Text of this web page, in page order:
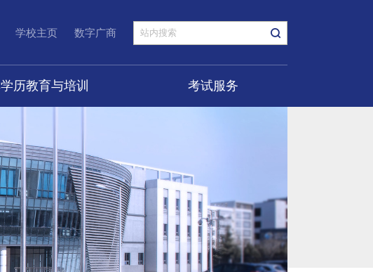
学校主页 数字广商
历教育与培训 考试服务